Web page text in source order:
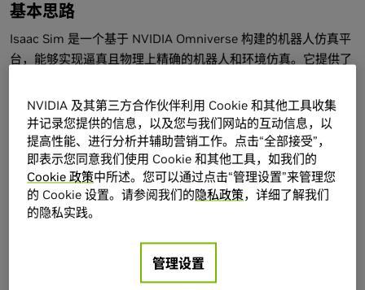
基本思路
Isaac Sim 是一个基于 NVIDIA Omniverse 构建的机器人仿真平
台，能够实现逼真且物理上精确的机器人和环境仿真。它提供了
视化功能。Isaac Lab 是一个基于 Isaac Sim 构建的强化学习框
架，专为训练和部署机器人应用的强化学习策略而设计。
Isaac Sim 利用 GPU 加速的物理仿真技术，实现快速、逼真的
机器人仿真，其运行速度甚至超过实时速度。Isaac Lab 在此基
础上，提供预构建的强化学习环境、训练脚本和评估工具，用于
执行常见的机器人任务，例如运动、操作和导航。它们共同构成
了一个端到端的解决方案，使用户能够在部署到真实硬件之前，
完全在仿真环境中开发、训练和测试机器人应用程序。
NVIDIA 及其第三方合作伙伴利用 Cookie 和其他工具收集
并记录您提供的信息，以及您与我们网站的互动信息，以
提高性能、进行分析并辅助营销工作。点击“全部接受”，
即表示您同意我们使用 Cookie 和其他工具，如我们的
Cookie 政策中所述。您可以通过点击“管理设置”来管理您
的 Cookie 设置。请参阅我们的隐私政策，详细了解我们
的隐私实践。
管理设置